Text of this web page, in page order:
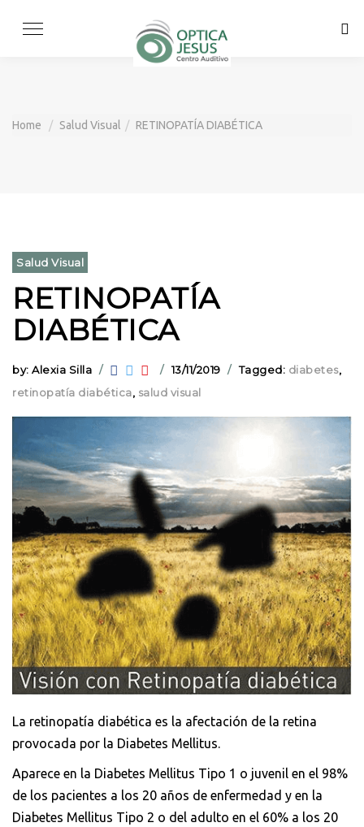
Home Salud Visual RETINOPATÍA DIABÉTICA
Salud Visual
RETINOPATÍA
DIABÉTICA
by: Alexia Silla 13/11/2019 Tagged: diabetes,
retinopatía diabética, salud visual
La retinopatía diabética es la afectación de la retina
provocada por la Diabetes Mellitus.
Aparece en la Diabetes Mellitus Tipo 1 o juvenil en el 98%
de los pacientes a los 20 años de enfermedad y en la
Diabetes Mellitus Tipo 2 o del adulto en el 60% a los 20